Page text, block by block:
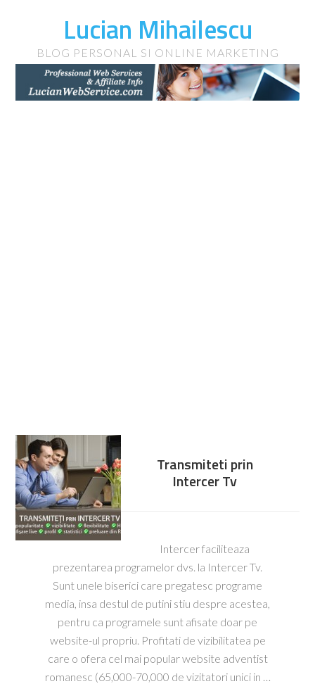
Lucian Mihailescu
BLOG PERSONAL SI ONLINE MARKETING
Transmiteti prin
Intercer Tv
Intercer faciliteaza
prezentarea programelor dvs. la Intercer Tv.
Sunt unele biserici care pregatesc programe
media, insa destul de putini stiu despre acestea,
pentru ca programele sunt afisate doar pe
website-ul propriu. Profitati de vizibilitatea pe
care o ofera cel mai popular website adventist
romanesc (65,000-70,000 de vizitatori unici in …